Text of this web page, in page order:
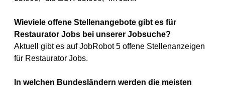
Wieviele offene Stellenangebote gibt es für
Restaurator Jobs bei unserer Jobsuche?
Aktuell gibt es auf JobRobot 5 offene Stellenanzeigen
für Restaurator Jobs.
In welchen Bundesländern werden die meisten